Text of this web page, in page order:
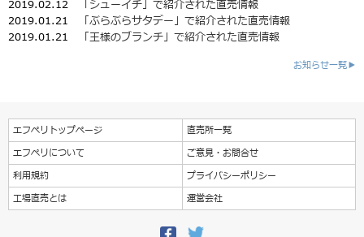
2019.02.12
「シューイチ」で紹介された直売情報
2019.01.21
「ぶらぶらサタデー」で紹介された直売情報
2019.01.21
「王様のブランチ」で紹介された直売情報
お知らせ一覧▶
エフペリトップページ
直売所一覧
エフペリについて
ご意見・お問合せ
利用規約
プライバシーポリシー
工場直売とは
運営会社